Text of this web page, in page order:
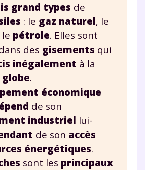
grand types de
: le gaz naturel, le
pétrole. Elles sont
des gisements qui
inégalement à la
.
économique
de son
industriel lui-
de son accès
énergétiques.
sont les principaux
GRATUITEMENT
sera envoyé à cette adresse e-mail. En
vous consentez à ce que vos
personnel soient traitées par SEJER, sous
afin que SEJER puisse vous donner
scolaire pendant 24h. Pour en
de vos données personnelles et
vous pouvez consulter
recevoir les actualités et des
de la part de